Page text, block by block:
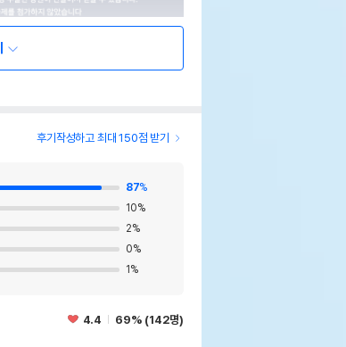
후기작성하고 최대 150점 받기
87%
10%
2%
0%
1 %
4.4 69% (142명)